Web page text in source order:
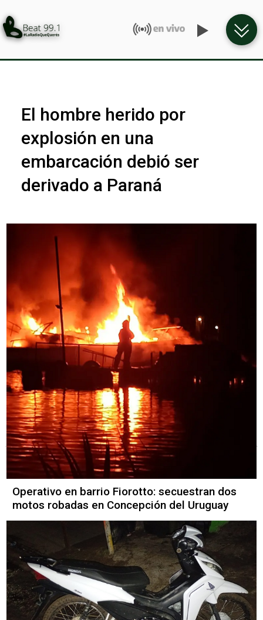
El hombre herido por
explosión en una
embarcación debió ser
derivado a Paraná
Operativo en barrio Fiorotto: secuestran dos
motos robadas en Concepción del Uruguay